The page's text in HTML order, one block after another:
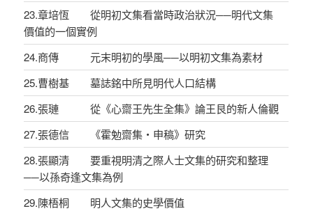
23.章培恆 從明初文集看當時政治狀況──明代文集
價值的一個實例
24.商傳 元末明初的學風──以明初文集為素材
25.曹樹基 墓誌銘中所見明代人口結構
26.張璉 從《心齋王先生全集》論王艮的新人倫觀
27.張德信 《霍勉齋集‧申稿》研究
28.張顯清 要重視明清之際人士文集的研究和整理
──以孫奇逢文集為例
29.陳梧桐 明人文集的史學價值